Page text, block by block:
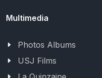
Multimedia
Photos Albums
USJ Films